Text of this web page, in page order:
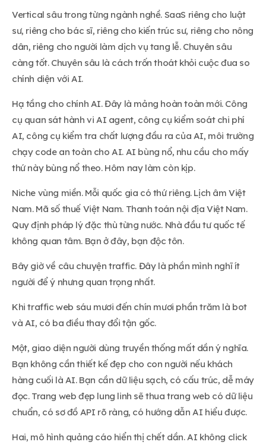
Vertical sâu trong từng ngành nghề. SaaS riêng cho luật
sư, riêng cho bác sĩ, riêng cho kiến trúc sư, riêng cho nông
dân, riêng cho người làm dịch vụ tang lễ. Chuyên sâu
càng tốt. Chuyên sâu là cách trốn thoát khỏi cuộc đua so
chính diện với AI.
Hạ tầng cho chính AI. Đây là mảng hoàn toàn mới. Công
cụ quan sát hành vi AI agent, công cụ kiểm soát chi phí
AI, công cụ kiểm tra chất lượng đầu ra của AI, môi trường
chạy code an toàn cho AI. AI bùng nổ, nhu cầu cho mấy
thứ này bùng nổ theo. Hôm nay làm còn kịp.
Niche vùng miền. Mỗi quốc gia có thứ riêng. Lịch âm Việt
Nam. Mã số thuế Việt Nam. Thanh toán nội địa Việt Nam.
Quy định pháp lý đặc thù từng nước. Nhà đầu tư quốc tế
không quan tâm. Bạn ở đây, bạn độc tôn.
Bây giờ về câu chuyện traffic. Đây là phần mình nghĩ ít
người để ý nhưng quan trọng nhất.
Khi traffic web sáu mươi đến chín mươi phần trăm là bot
và AI, có ba điều thay đổi tận gốc.
Một, giao diện người dùng truyền thống mất dần ý nghĩa.
Bạn không cần thiết kế đẹp cho con người nếu khách
hàng cuối là AI. Bạn cần dữ liệu sạch, có cấu trúc, dễ máy
đọc. Trang web đẹp lung linh sẽ thua trang web có dữ liệu
chuẩn, có sơ đồ API rõ ràng, có hướng dẫn AI hiểu được.
Hai, mô hình quảng cáo hiển thị chết dần. AI không click